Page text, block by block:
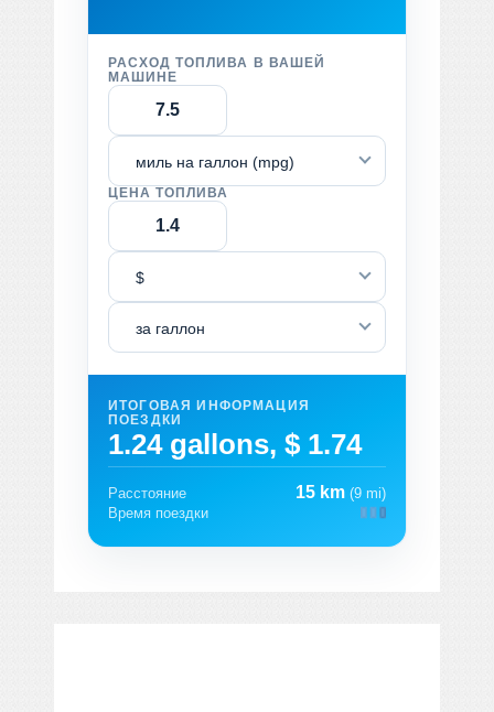
РАСХОД ТОПЛИВА В ВАШЕЙ
МАШИНЕ
миль на галлон (mpg)
ЦЕНА ТОПЛИВА
$
за галлон
ИТОГОВАЯ ИНФОРМАЦИЯ
ПОЕЗДКИ
1.24 gallons, $ 1.74
Расстояние 15 km (9 mi)
Время поездки